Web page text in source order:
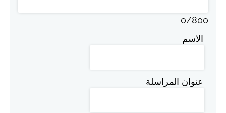
0/800
الاسم
عنوان المراسلة